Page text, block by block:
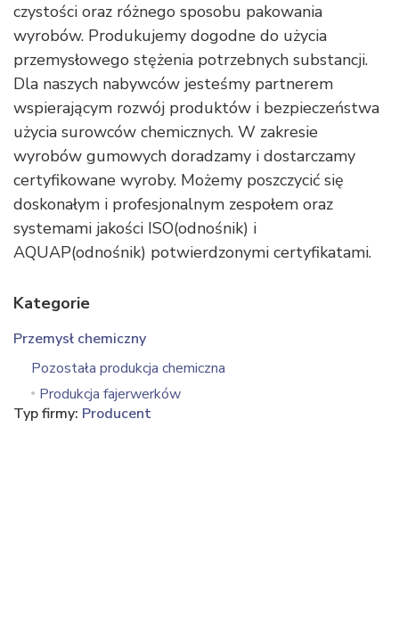
czystości oraz różnego sposobu pakowania
wyrobów. Produkujemy dogodne do użycia
przemysłowego stężenia potrzebnych substancji.
Dla naszych nabywców jesteśmy partnerem
wspierającym rozwój produktów i bezpieczeństwa
użycia surowców chemicznych. W zakresie
wyrobów gumowych doradzamy i dostarczamy
certyfikowane wyroby. Możemy poszczycić się
doskonałym i profesjonalnym zespołem oraz
systemami jakości ISO(odnośnik) i
AQUAP(odnośnik) potwierdzonymi certyfikatami.
Kategorie
Przemysł chemiczny
Pozostała produkcja chemiczna
Produkcja fajerwerków
Typ firmy: Producent